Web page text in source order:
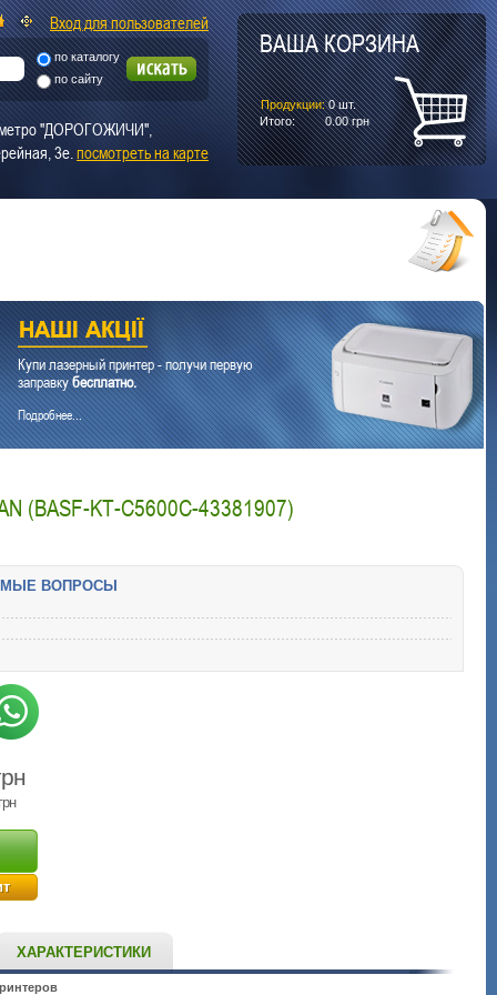
Купи лазерный принтер - получи первую
заправкубесплатно.
Подробнее...
(BASF-KT-C5600C-43381907)
ВОПРОСЫ
грн
ХАРАКТЕРИСТИКИ
ВАША КОРЗИНА
Продукции: 0шт.
Итого:
0.00 грн
Вход для пользователей
по каталогу
по сайту
метро "ДОРОГОЖИЧИ",
3е.посмотреть на карте